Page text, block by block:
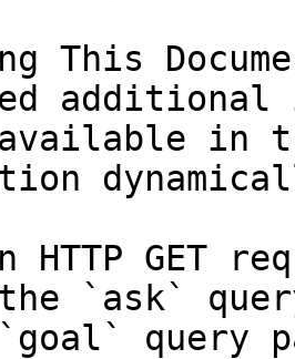
This
in
HTTP GET
`ask`
query